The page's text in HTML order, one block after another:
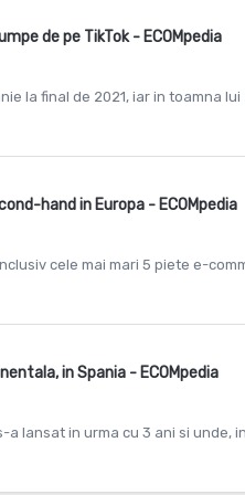
de pe TikTok - ECOMpedia
la final de 2021, iar in toamna
hand in Europa - ECOMpedia
cele mai mari 5 piete e-
in Spania - ECOMpedia
lansat in urma cu 3 ani si unde,